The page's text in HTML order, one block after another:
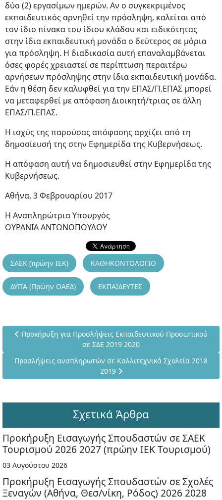
δύο (2) εργασίμων ημερών. Αν ο συγκεκριμένος
εκπαιδευτικός αρνηθεί την πρόσληψη, καλείται από
τον ίδιο πίνακα του ίδιου κλάδου και ειδικότητας
στην ίδια εκπαιδευτική μονάδα ο δεύτερος σε μόρια
για πρόσληψη. Η διαδικασία αυτή επαναλαμβάνεται
όσες φορές χρειαστεί σε περίπτωση περαιτέρω
αρνήσεων πρόσληψης στην ίδια εκπαιδευτική μονάδα.
Εάν η θέση δεν καλυφθεί για την ΕΠΑΣ/Π.ΕΠΑΣ μπορεί
να μεταφερθεί με απόφαση Διοικητή/τριας σε άλλη
ΕΠΑΣ/Π.ΕΠΑΣ.
Η ισχύς της παρούσας απόφασης αρχίζει από τη
δημοσίευσή της στην Εφημερίδα της Κυβερνήσεως.
Η απόφαση αυτή να δημοσιευθεί στην Εφημερίδα της
Κυβερνήσεως.
Αθήνα, 3 Φεβρουαρίου 2017
Η Αναπληρώτρια Υπουργός
ΟΥΡΑΝΙΑ ΑΝΤΩΝΟΠΟΥΛΟΥ
ΣΑΕΚ (πρώην ΙΕΚ) ΚΑΘΗΚΟΝΤΟΛΟΓΙΟ
ΔΥΠΑ (Πρώην ΟΑΕΔ) ΕΚΠΑΙΔΕΥΤΕΣ
Προηγούμενο άρθρο: Προκήρυξη για Προσλήψεις
Προκήρυξη για Προσλήψεις Εκπαιδευτικού Προσωπικού
σε ΣΔΕ 2019 2020
Επόμενο άρθρο: Προσλήψεις αναπληρωτών σε Καλλιτεχνικά
Προσλήψεις αναπληρωτών σε Καλλιτεχνικά Σχολεία 2018
2019
Σχετικά Άρθρα
Προκήρυξη Εισαγωγής Σπουδαστών σε ΣΑΕΚ
Τουρισμού 2026 2027 (πρώην ΙΕΚ Τουρισμού)
03 Αυγούστου 2026
Προκήρυξη Εισαγωγής Σπουδαστών σε Σχολές
Ξεναγών (Αθήνα, Θεσ/νίκη, Ρόδος) 2026 2028